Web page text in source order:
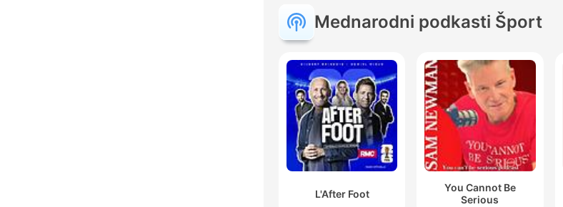
Mednarodni podkasti Šport
L'After Foot
You Cannot Be
Serious